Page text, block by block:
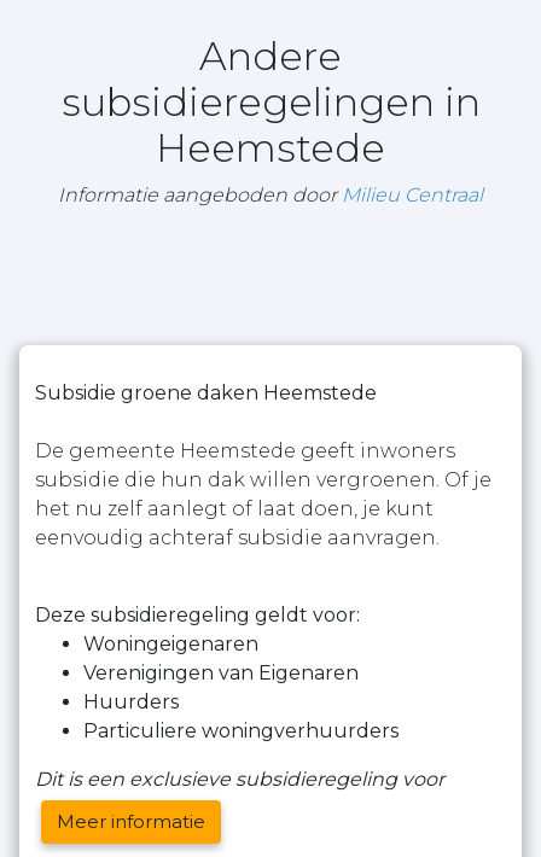
Andere
subsidieregelingen in
Heemstede
Informatie aangeboden door Milieu Centraal
Subsidie groene daken Heemstede
De gemeente Heemstede geeft inwoners
subsidie die hun dak willen vergroenen. Of je
het nu zelf aanlegt of laat doen, je kunt
eenvoudig achteraf subsidie aanvragen.
Deze subsidieregeling geldt voor:
Woningeigenaren
Verenigingen van Eigenaren
Huurders
Particuliere woningverhuurders
Dit is een exclusieve subsidieregeling voor
Meer informatie